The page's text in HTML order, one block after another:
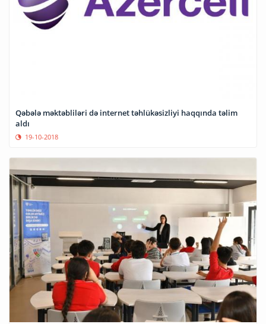
Qəbələ məktəbliləri də internet təhlükəsizliyi haqqında təlim
aldı
19-10-2018